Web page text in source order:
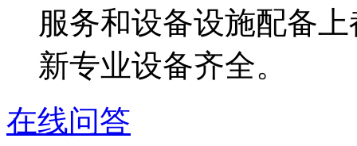
服务和设备设施配备
新专业设备齐全。
在线问答